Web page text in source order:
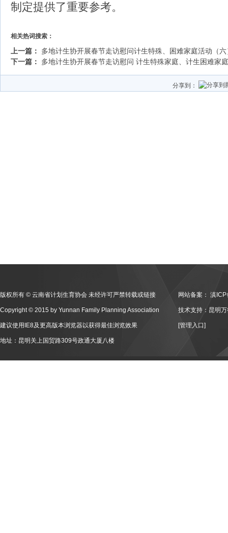
制定提供了重要参考。
相关热词搜索：
上一篇：
多地计生协开展春节走访慰问计生特殊、困难家庭活动（六
下一篇：
多地计生协开展春节走访慰问 计生特殊家庭、计生困难家
分享到：
版权所有 © 云南省计划生育协会 未经许可严禁转载或链接
Copyright © 2015 by Yunnan Family Planning Association
建议使用IE8及更高版本浏览器以获得最佳浏览效果
地址：昆明关上国贸路309号政通大厦八楼
网站备案： 滇
技术支持：昆明
[管理入口]